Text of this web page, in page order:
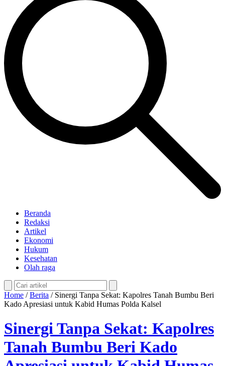
Beranda
Redaksi
Artikel
Ekonomi
Hukum
Kesehatan
Olah raga
Home /Berita / Sinergi Tanpa Sekat: Kapolres Tanah Bumbu Beri
Kado Apresiasi untuk Kabid Humas Polda Kalsel
Sinergi Tanpa Sekat: Kapolres
Tanah Bumbu Beri Kado